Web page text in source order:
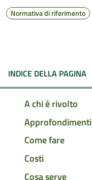
Normativa di riferimento
INDICE DELLA PAGINA
A chi è rivolto
Approfondimenti
Come fare
Costi
Cosa serve